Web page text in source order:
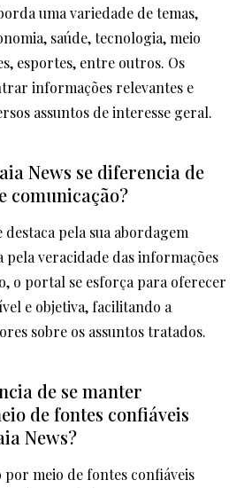
uma variedade de temas,
saúde, tecnologia, meio
esportes, entre outros. Os
informações relevantes e
assuntos de interesse geral.
News se diferencia de
comunicação?
destaca pela sua abordagem
pela veracidade das informações
o portal se esforça para oferecer
e objetiva, facilitando a
sobre os assuntos tratados.
de se manter
de fontes confiáveis
News?
meio de fontes confiáveis